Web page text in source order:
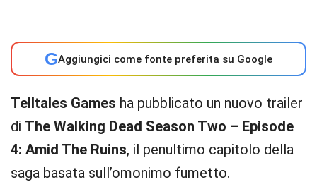
GAggiungici come fonte preferita su Google
Telltales Games ha pubblicato un nuovo trailer
di The Walking Dead Season Two – Episode
4: Amid The Ruins, il penultimo capitolo della
saga basata sull’omonimo fumetto.